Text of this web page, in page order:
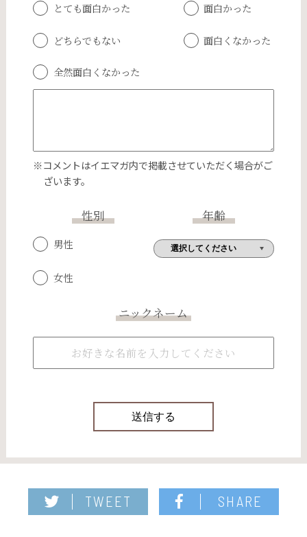
とても面白かった 面白かった
どちらでもない 面白くなかった
全然面白くなかった
※コメントはイエマガ内で掲載させていただく場合がご
ざいます。
性別
男性
女性
年齢
ニックネーム
TWEET SHARE